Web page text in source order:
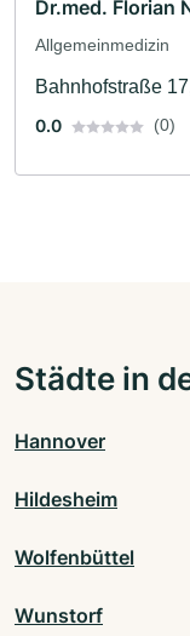
Dr.med. Florian
Allgemeinmedizin
Bahnhofstraße
0.0
(0)
Städte in
Hannover
Hildesheim
Wolfenbüttel
Wunstorf